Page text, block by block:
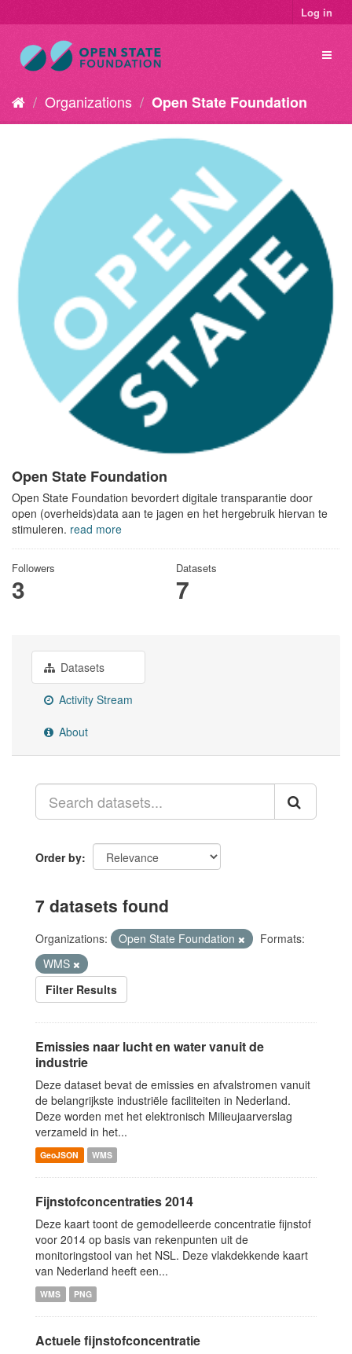
Log in
Organizations Open State Foundation
Open State Foundation
Open State Foundation bevordert digitale transparantie door
open (overheids)data aan te jagen en het hergebruik hiervan te
stimuleren. read more
Followers
3
Datasets
7
Datasets
Activity Stream
About
Order by
7 datasets found
Organizations: Open State Foundation
Formats:
WMS
Filter Results
Emissies naar lucht en water vanuit de
industrie
Deze dataset bevat de emissies en afvalstromen vanuit
de belangrijkste industriële faciliteiten in Nederland.
Deze worden met het elektronisch Milieujaarverslag
verzameld in het...
GeoJSON WMS
Fijnstofconcentraties 2014
Deze kaart toont de gemodelleerde concentratie fijnstof
voor 2014 op basis van rekenpunten uit de
monitoringstool van het NSL. Deze vlakdekkende kaart
van Nederland heeft een...
WMS PNG
Actuele fijnstofconcentratie